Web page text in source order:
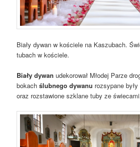
Biały dywan w kościele na Kaszubach.
tubach w kościele.
Biały dywan udekorował Młodej Parze
bokachślubnego dywanu rozsypane
oraz rozstawione szklane tuby ze